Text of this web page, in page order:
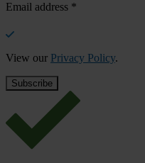
Email address *
View our Privacy Policy.